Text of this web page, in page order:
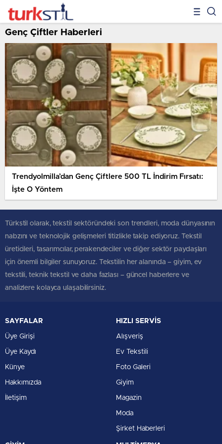
Genç Çiftler Haberleri
Trendyolmilla’dan Genç Çiftlere 500 TL İndirim Fırsatı:
İşte O Yöntem
Türkstil olarak, tekstil sektöründeki son trendleri, moda dünyasının
nabzını ve teknolojik gelişmeleri titizlikle takip ediyoruz. Tekstil
üreticileri, tasarımcılar, perakendeciler ve diğer sektör paydaşları
için önemli bilgiler sunuyoruz. Tekstilin her alanında – giyim, ev
tekstili, teknik tekstil ve daha fazlası – güncel haberlere ve
analizlere kolayca ulaşabilirsiniz.
SAYFALAR
Üye Girişi
Üye Kaydı
Künye
Hakkımızda
İletişim
HIZLI SERVİS
Alışveriş
Ev Tekstili
Foto Galeri
Giyim
Magazin
Moda
Şirket Haberleri